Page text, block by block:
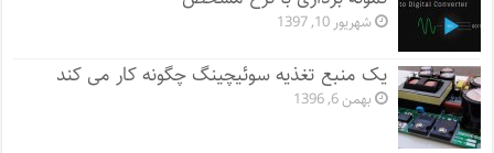
شهریور 10, 1397
یک منبع تغذیه سوئیچینگ چگونه کار می کند
بهمن 6, 1396